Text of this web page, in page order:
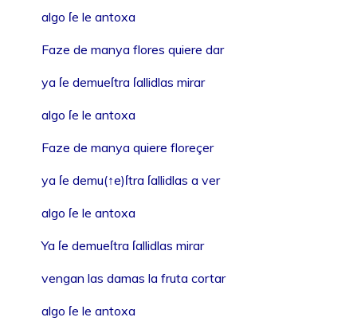
algo ſe le antoxa
Faze de manya flores quiere dar
ya ſe demueſtra ſallidlas mirar
algo ſe le antoxa
Faze de manya quiere floreçer
ya ſe demu(↑e)ſtra ſallidlas a ver
algo ſe le antoxa
Ya ſe demueſtra ſallidlas mirar
vengan las damas la fruta cortar
algo ſe le antoxa